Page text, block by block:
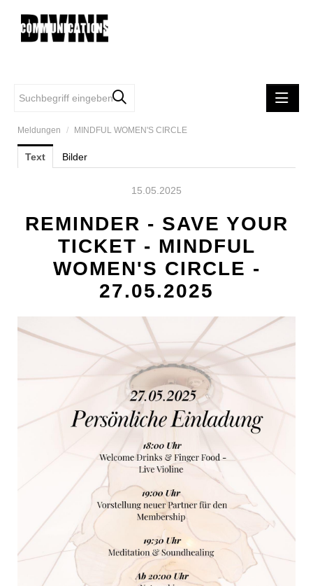
MELDUNGEN
DIVINE COMMUNCATIONS
FIRST VIENNA FC 1894
EASYSTAFF
MINDFUL WOMEN'S CIRCLE
POSTSPORTVEREIN WIEN
MEDIA
PRESSEKONTAKT
Meldungen / MINDFUL WOMEN'S CIRCLE
Text Bilder
15.05.2025
REMINDER - SAVE YOUR
TICKET - MINDFUL
WOMEN'S CIRCLE -
27.05.2025